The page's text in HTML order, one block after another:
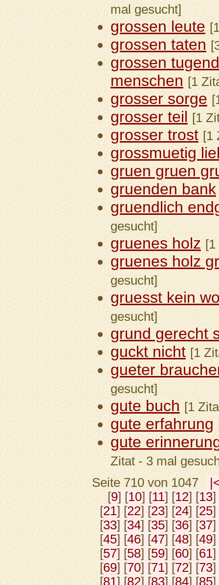
mal gesucht]
grossen leute
grossen taten
grossen
menschen [1
grosser sorge
grosser teil [1
grosser trost [1
grossmuetig
gruen gruen
gruenden bank
gruendlich
gesucht]
gruenes holz [1
gruenes holz
gesucht]
gruesst kein
gesucht]
grund gerecht
guckt nicht [1
gueter
gesucht]
gute buch [1
gute erfahrung
gute
Zitat - 3 mal
Seite 710 von 1047
[9] [10] [11] [12] [13]
[21] [22] [23] [24] [25]
[33] [34] [35] [36] [37]
[45] [46] [47] [48] [49]
[57] [58] [59] [60] [61]
[69] [70] [71] [72] [73]
[81] [82] [83] [84] [85]